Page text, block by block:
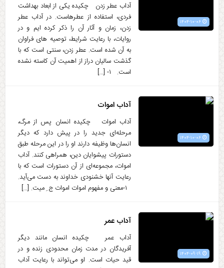
آداب عطر زدن چکیده یکی از ابعاد بهداشت
فردی، استفاده از عطرهاست. در آداب عطر
زدن، زمان و آثار آن را ذکر کرده ایم و در
روایات، با رعایت شرایط، توصیه های فراوان
به آن شده است. عطر زدن، سنتی است که با
گذشت سالیان دراز از اهمیت آن کاسته نشده
است. ۱- […]
آداب اموات
آداب اموات چکیده انسان پس از مرگ،
مرحله‌ای جدید را در پیش دارد که دیگر
انسان‌ها وظیفه دارند او را در این مرحله طبق
دستورات پیشوایان دین، همراهی کنند. آداب
اموات، مجموعه‌ای از آن دستورات است که با
رعایت آنها خشنودی خداوند به دست می‌آید.
آداب عمر
آداب عمر چکیده انسان مانند دیگر
آفریدگان در مدت زمان محدودی زنده و در
قید حیات است. او می‌تواند با رعایت آداب